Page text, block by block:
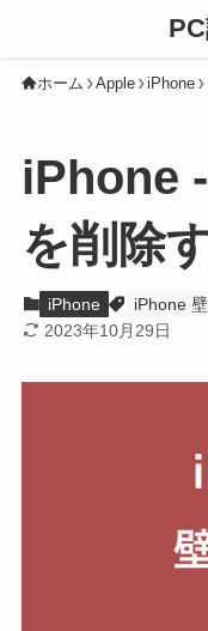
ホーム Apple iPhone
iPhone
を削除
iPhone iPhone
2023年10月29日